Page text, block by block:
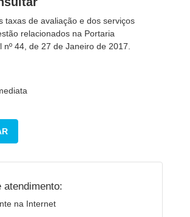
taxas de avaliação e dos serviços
relacionados na Portaria
nº 44, de 27 de Janeiro de 2017.
atendimento:
na Internet